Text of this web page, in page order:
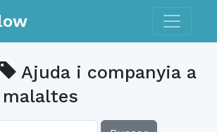
Toggle
Ajuda i companyia a